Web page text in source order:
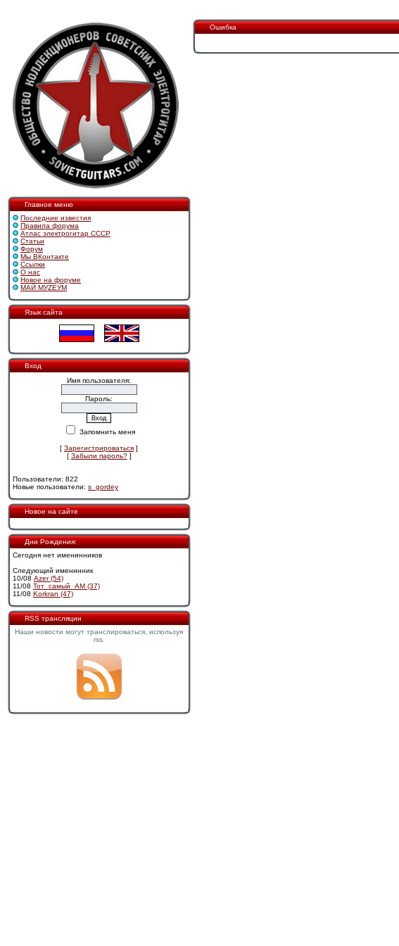
Главное меню
Последние известия
Правила форума
Атлас электрогитар СССР
Статьи
Форум
Мы ВКонтакте
Ссылки
О нас
Новое на форуме
МАЙ МУZЕУМ
Язык сайта
Вход
Имя пользователя:
Пароль:
Запомнить меня
[ Зарегистрироваться ]
[ Забыли пароль?]
Пользователи: 822
Новые пользователи: s_gordey
Новое на сайте
Дни Рождения:
Сегодня нет именинников
Следующий именинник
10/08 Azer (54)
11/08 Тот_самый_АМ (37)
11/08 Korkran (47)
RSS трансляции
Наши новости могут транслироваться, используя
rss.
Ошибка